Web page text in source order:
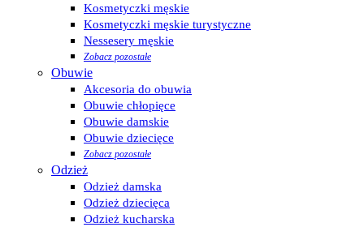
Kosmetyczki męskie
Kosmetyczki męskie turystyczne
Nessesery męskie
Zobacz pozostałe
Obuwie
Akcesoria do obuwia
Obuwie chłopięce
Obuwie damskie
Obuwie dziecięce
Zobacz pozostałe
Odzież
Odzież damska
Odzież dziecięca
Odzież kucharska